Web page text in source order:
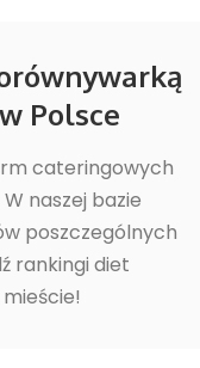
Polsce
cateringowych
naszej bazie
poszczególnych
rankingi diet